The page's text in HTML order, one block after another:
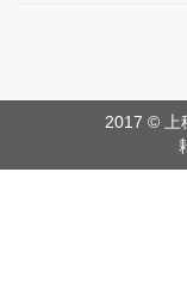
2017 © 上